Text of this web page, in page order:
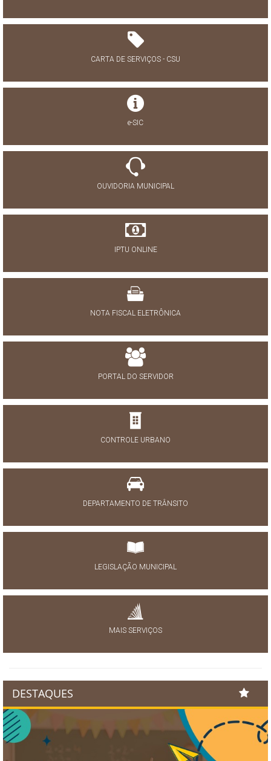
CARTA DE SERVIÇOS - CSU
e-SIC
OUVIDORIA MUNICIPAL
IPTU ONLINE
NOTA FISCAL ELETRÔNICA
PORTAL DO SERVIDOR
CONTROLE URBANO
DEPARTAMENTO DE TRÂNSITO
LEGISLAÇÃO MUNICIPAL
MAIS SERVIÇOS
DESTAQUES